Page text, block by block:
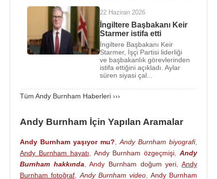
ve Spor Bakanlığıiçin özel danışman olarak
çalışmıştır. Bu dönem,Andy Burnham
kültür, spor ve kamu yönetimi alanlarındaki
deneyimini artırmıştır.
Andy Burnham,İşçi Partisiadayı
olarak Leigh seçim bölgesinden milletvekili
Kamarasıüyesi olarak görev yapmış ve kısa
haline gelmiştir. Parlamento kariyerinde özellikle
sosyal adalet konularıyla ilgilenmiştir.
Andy Burnham,Gordon Brownhükümeti
döneminde önemli bakanlık görevleri üstlenmiştir.
22 Haziran 2026
İngiltere Başbakanı Keir
Starmer istifa etti
İngiltere Başbakanı Keir
Starmer, İşçi Partisi liderliği
ve başbakanlık görevlerinden
istifa ettiğini açıkladı. Aylar
süren siyasi çal...
Tüm Andy Burnham Haberleri ›››
Andy Burnham İçin Yapılan Aramalar
Andy Burnham yaşıyor mu? Andy Burnham biyografi,
Andy Burnham hayatı
Andy Burnham özgeçmişi ,Andy
Burnham hakkında ,Andy Burnham doğum yeri ,Andy
Burnham fotoğraf
Andy Burnham video
Andy Burnham